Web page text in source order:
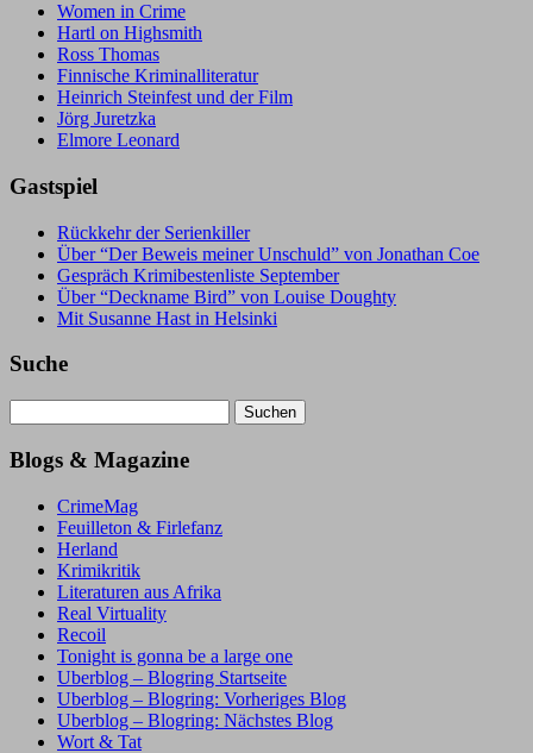
Women in Crime
Hartl on Highsmith
Ross Thomas
Finnische Kriminalliteratur
Heinrich Steinfest und der Film
Jörg Juretzka
Elmore Leonard
Gastspiel
Rückkehr der Serienkiller
Über “Der Beweis meiner Unschuld” von Jonathan Coe
Gespräch Krimibestenliste September
Über “Deckname Bird” von Louise Doughty
Mit Susanne Hast in Helsinki
Suche
nach:
Blogs & Magazine
CrimeMag
Feuilleton & Firlefanz
Herland
Krimikritik
Literaturen aus Afrika
Real Virtuality
Recoil
Tonight is gonna be a large one
Uberblog – Blogring Startseite
Uberblog – Blogring: Vorheriges Blog
Uberblog – Blogring: Nächstes Blog
Wort & Tat